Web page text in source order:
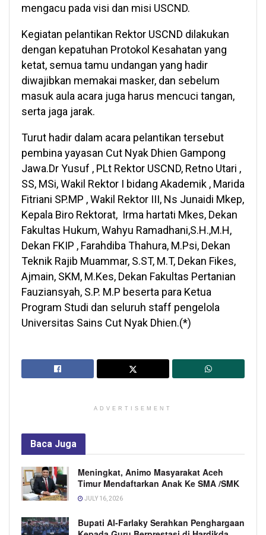
mengacu pada visi dan misi USCND.
Kegiatan pelantikan Rektor USCND dilakukan
dengan kepatuhan Protokol Kesahatan yang
ketat, semua tamu undangan yang hadir
diwajibkan memakai masker, dan sebelum
masuk aula acara juga harus mencuci tangan,
serta jaga jarak.
Turut hadir dalam acara pelantikan tersebut
pembina yayasan Cut Nyak Dhien Gampong
Jawa.Dr Yusuf , PLt Rektor USCND, Retno Utari ,
SS, MSi, Wakil Rektor I bidang Akademik , Marida
Fitriani SP.MP , Wakil Rektor III, Ns Junaidi Mkep,
Kepala Biro Rektorat, Irma hartati Mkes, Dekan
Fakultas Hukum, Wahyu Ramadhani,S.H.,M.H,
Dekan FKIP , Farahdiba Thahura, M.Psi, Dekan
Teknik Rajib Muammar, S.ST, M.T, Dekan Fikes,
Ajmain, SKM, M.Kes, Dekan Fakultas Pertanian
Fauziansyah, S.P. M.P beserta para Ketua
Program Studi dan seluruh staff pengelola
Universitas Sains Cut Nyak Dhien.(*)
ADVERTISEMENT
Baca Juga
Meningkat, Animo Masyarakat Aceh
Timur Mendaftarkan Anak Ke SMA /SMK
JULY 16, 2026
Bupati Al-Farlaky Serahkan Penghargaan